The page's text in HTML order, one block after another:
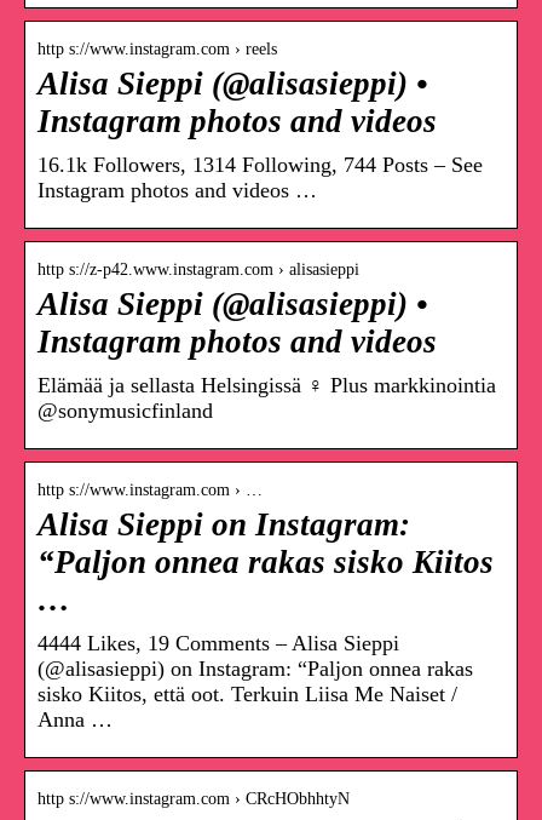
http s://www.instagram.com › reels
Alisa Sieppi (@alisasieppi) •
Instagram photos and videos
16.1k Followers, 1314 Following, 744 Posts – See
Instagram photos and videos …
http s://z-p42.www.instagram.com › alisasieppi
Alisa Sieppi (@alisasieppi) •
Instagram photos and videos
Elämää ja sellasta Helsingissä ‍♀️ Plus markkinointia
@sonymusicfinland
http s://www.instagram.com › …
Alisa Sieppi on Instagram:
“Paljon onnea rakas sisko Kiitos
…
4444 Likes, 19 Comments – Alisa Sieppi
(@alisasieppi) on Instagram: “Paljon onnea rakas
sisko Kiitos, että oot. Terkuin Liisa Me Naiset /
Anna …
http s://www.instagram.com › CRcHObhhtyN